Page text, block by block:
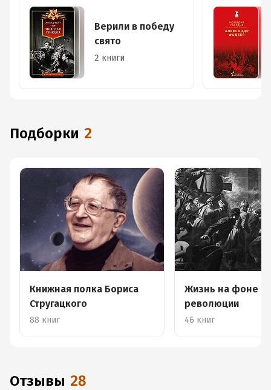
Верили в победу
свято
2 книги
Подборки 2
Книжная полка Бориса
Стругацкого
88 книг
Жизнь на фоне
революции
46 книг
Отзывы 28